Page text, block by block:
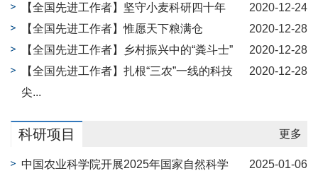
2020-12-24
【全国先进工作者】坚守小麦科研四十年
2020-12-28
【全国先进工作者】惟愿天下粮满仓
2020-12-28
【全国先进工作者】乡村振兴中的“粪斗士”
2020-12-28
【全国先进工作者】扎根“三农”一线的科技
尖...
更多
科研项目
2025-01-06
中国农业科学院开展2025年国家自然科学